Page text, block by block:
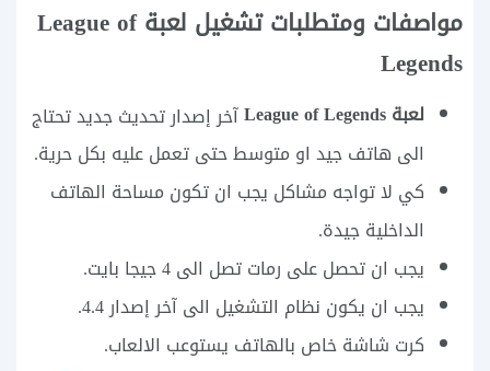
مواصفات ومتطلبات تشغيل لعبة League of
Legends
لعبة League of Legends
آخر إصدار تحديث جديد تحتاج
الى هاتف جيد او متوسط حتى تعمل عليه بكل حرية.
كي لا تواجه مشاكل يجب ان تكون مساحة الهاتف
الداخلية جيدة.
يجب ان تحصل على رمات تصل الى 4 جيجا بايت.
يجب ان يكون نظام التشغيل الى آخر إصدار 4.4.
كرت شاشة خاص بالهاتف يستوعب الالعاب.